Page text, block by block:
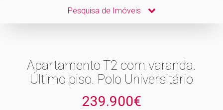
Pesquisa de Imóveis
Apartamento T2 com varanda.
Último piso. Polo Universitário
239.900€